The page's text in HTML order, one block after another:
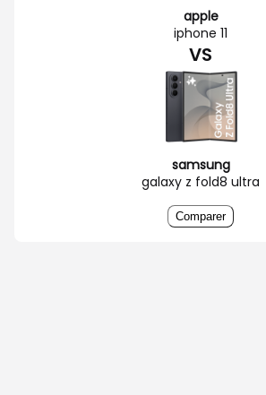
apple
iphone 11
VS
samsung
galaxy z fold8 ultra
Comparer